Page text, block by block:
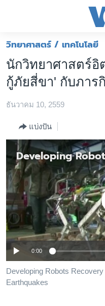
ต่อ
ข้าม
ไป
เนื้อหา
ข้าม
ข้าม
ไป
การ
ค้นหา
โลก
เอเชีย
สหรัฐฯ
ไทย
ธุรกิจ
วิทยาศาสตร์
สังคมและสุขภาพ
ไลฟ์สไตล์
ตรวจสอบข่าว
เรียนรู้ภาษาอังกฤษ
พอดคาสต์
ติดตามเรา
วิทยาศาสตร์ / เทคโนโลยี
นักวิทยาศาสตร์อิ
กู้ภัยสี่ขา' กับภาร
ธันวาคม 10, 2559
แบ่งปัน
No media
0:00
Developing Robots
Earthquakes